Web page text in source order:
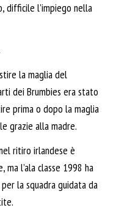
difficile l’impiego nella
la maglia del
dei Brumbies era stato
prima o dopo la maglia
grazie alla madre.
ritiro irlandese è
l’ala classe 1998 ha
la squadra guidata da